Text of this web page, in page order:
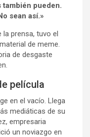
también pueden.
sean así.»
prensa, tuvo el
de meme.
de desgaste
película
en el vacío. Llega
mediáticas de su
empresaria
un noviazgo en